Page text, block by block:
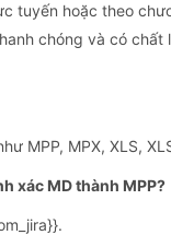
tuyến hoặc theo
chóng và có chất
MPP, MPX, XLS,
xác MD thành MPP?